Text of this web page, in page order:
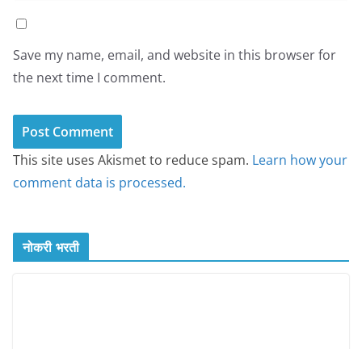
Save my name, email, and website in this browser for
the next time I comment.
This site uses Akismet to reduce spam. Learn how your
comment data is processed.
नोकरी भरती